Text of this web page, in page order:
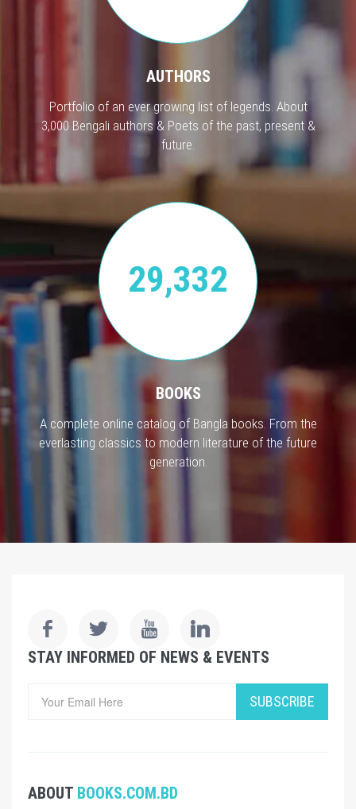
AUTHORS
Portfolio of an ever growing list of legends. About
3,000 Bengali authors & Poets of the past, present &
future.
29,332
BOOKS
A complete online catalog of Bangla books. From the
everlasting classics to modern literature of the future
generation.
STAY INFORMED OF NEWS & EVENTS
SUBSCRIBE
ABOUT BOOKS.COM.BD